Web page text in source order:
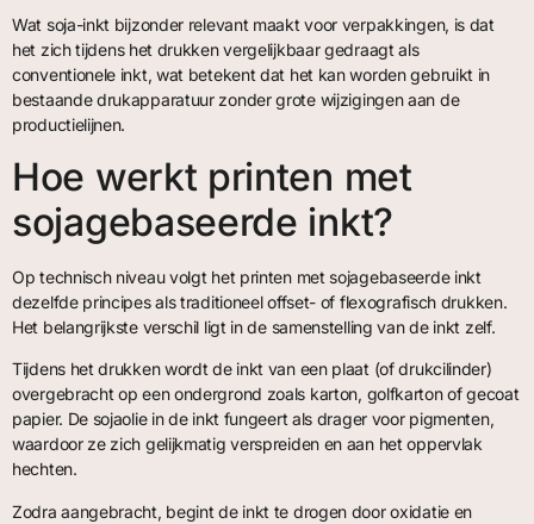
Wat soja-inkt bijzonder relevant maakt voor verpakkingen, is dat
het zich tijdens het drukken vergelijkbaar gedraagt als
conventionele inkt, wat betekent dat het kan worden gebruikt in
bestaande drukapparatuur zonder grote wijzigingen aan de
productielijnen.
Hoe werkt printen met
sojagebaseerde inkt?
Op technisch niveau volgt het printen met sojagebaseerde inkt
dezelfde principes als traditioneel offset- of flexografisch drukken.
Het belangrijkste verschil ligt in de samenstelling van de inkt zelf.
Tijdens het drukken wordt de inkt van een plaat (of drukcilinder)
overgebracht op een ondergrond zoals karton, golfkarton of gecoat
papier. De sojaolie in de inkt fungeert als drager voor pigmenten,
waardoor ze zich gelijkmatig verspreiden en aan het oppervlak
hechten.
Zodra aangebracht, begint de inkt te drogen door oxidatie en